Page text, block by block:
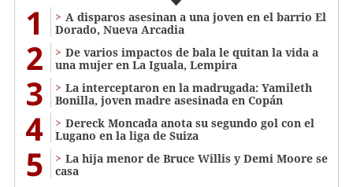
1
A disparos asesinan a una joven en el barrio El
Dorado, Nueva Arcadia
2
De varios impactos de bala le quitan la vida a
una mujer en La Iguala, Lempira
3
La interceptaron en la madrugada: Yamileth
Bonilla, joven madre asesinada en Copán
4
Dereck Moncada anota su segundo gol con el
Lugano en la liga de Suiza
5
La hija menor de Bruce Willis y Demi Moore se
casa